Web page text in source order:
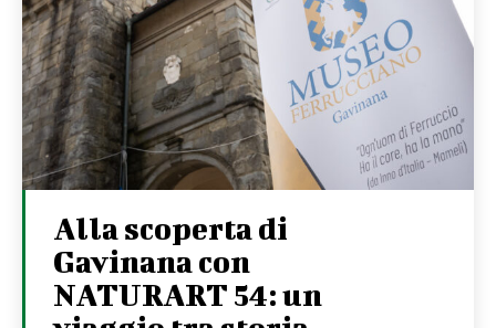
Alla scoperta di
Gavinana con
NATURART 54: un